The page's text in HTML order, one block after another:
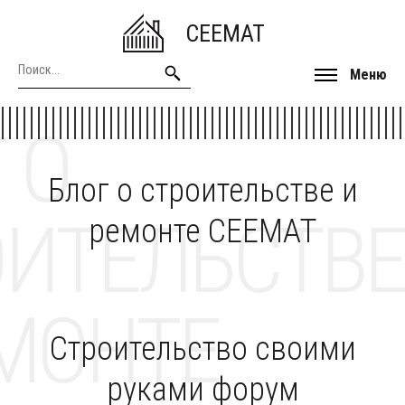
CEEMAT
Меню
Блог о строительстве и
ремонте CEEMAT
О
Строительство своими
руками форум